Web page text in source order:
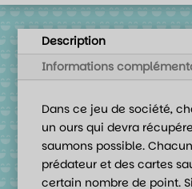
Description
Informations
Dans ce jeu de société,
un ours qui devra
saumons possible.
prédateur et des cartes
certain nombre de point.